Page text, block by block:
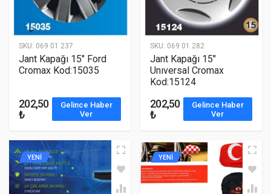
SKU: 069 01 237
Jant Kapağı 15" Ford
Cromax Kod:15035
202,50
₺
Gelince Haber
Ver
SKU: 069 01 282
Jant Kapağı 15"
Unıversal Cromax
Kod:15124
202,50
₺
Gelince Haber
Ver
YENİ YENİ